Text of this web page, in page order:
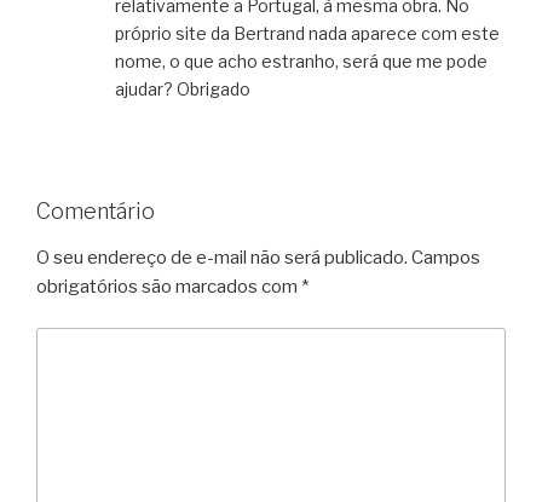
relativamente a Portugal, à mesma obra. No
próprio site da Bertrand nada aparece com este
nome, o que acho estranho, será que me pode
ajudar? Obrigado
Comentário
O seu endereço de e-mail não será publicado. Campos
obrigatórios são marcados com *